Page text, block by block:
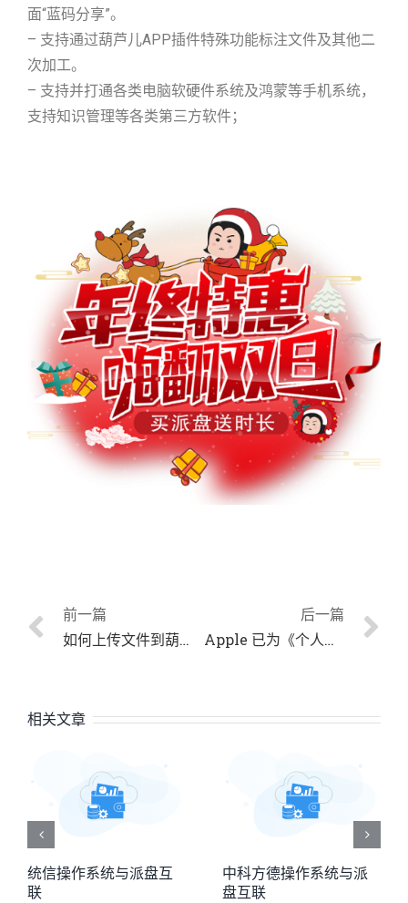
面“蓝码分享”。
– 支持通过葫芦儿APP插件特殊功能标注文件及其他二
次加工。
– 支持并打通各类电脑软硬件系统及鸿蒙等手机系统，
支持知识管理等各类第三方软件；
前一篇
如何上传文件到葫芦儿派盘
后一篇
Apple 已为《个人信息保护法》做好准备 这就能放心了吗？
相关文章
统信操作系统与派盘互
联
中科方德操作系统与派
盘互联